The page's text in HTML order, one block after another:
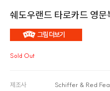
쉐도우랜드 타로카드 영
Sold Out
제조사 Schiffer & Red